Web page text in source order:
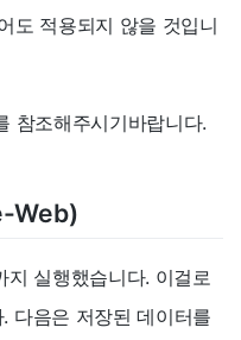
도 적용되지 않을 것입니
참조해주시기바랍니다.
Web)
지 실행했습니다. 이걸로
다음은 저장된 데이터를